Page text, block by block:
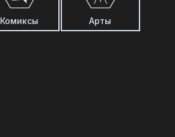
Комиксы Арты